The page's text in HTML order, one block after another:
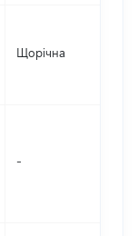
Щорічна
-